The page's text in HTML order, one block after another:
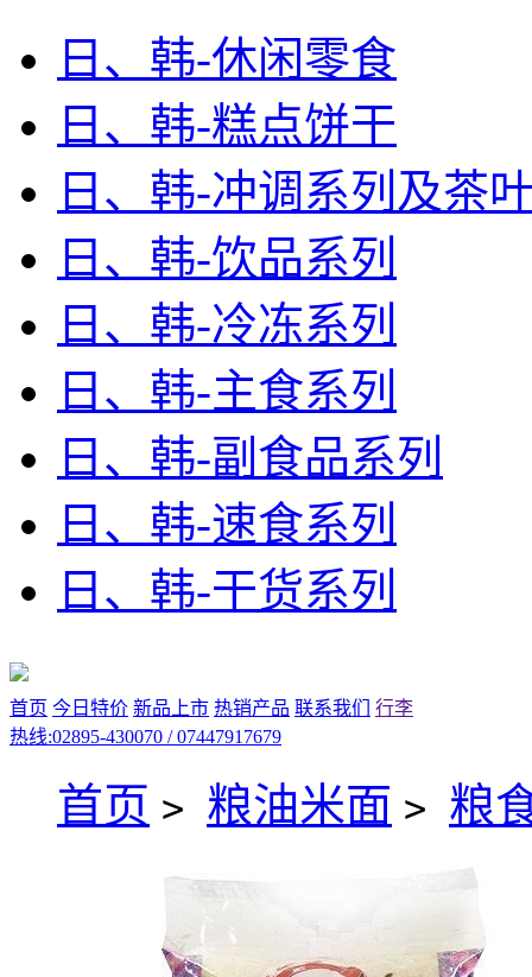
日、韩-休闲零食
日、韩-糕点饼干
日、韩-冲调系列及茶
日、韩-饮品系列
日、韩-冷冻系列
日、韩-主食系列
日、韩-副食品系列
日、韩-速食系列
日、韩-干货系列
首页 今日特价 新品上市 热销产品 联系我们
行李
热线:02895-430070 / 07447917679
首页 > 粮油米面 > 粮